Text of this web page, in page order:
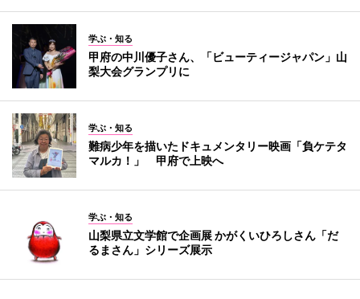
学ぶ・知る
甲府の中川優子さん、「ビューティージャパン」山
梨大会グランプリに
学ぶ・知る
難病少年を描いたドキュメンタリー映画「負ケテタ
マルカ！」 甲府で上映へ
学ぶ・知る
山梨県立文学館で企画展 かがくいひろしさん「だ
るまさん」シリーズ展示